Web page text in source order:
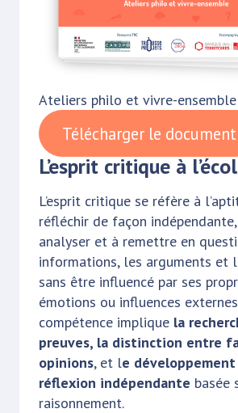
Ateliers philo et vivre-ensemble
Télécharger le document
L’esprit critique à
L’esprit critique se réfère à
réfléchir de façon
analyser et à remettre en
informations, les arguments et
sans être influencé par ses
émotions ou influences
compétence implique la
preuves, la distinction entre
opinions, et le développement
réflexion indépendante basée
raisonnement.